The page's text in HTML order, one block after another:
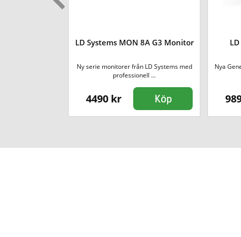
LD Systems MON 8A G3 Monitor
Ny serie monitorer från LD Systems med
professionell ...
4490 kr Köp
Nya